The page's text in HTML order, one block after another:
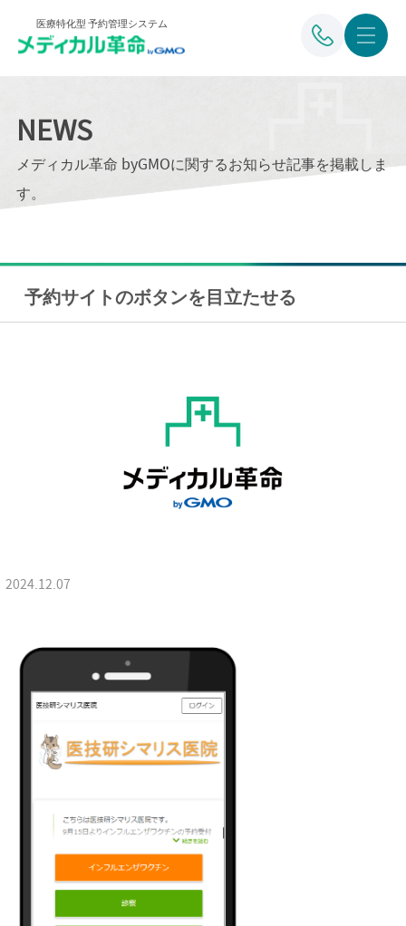
医療特化型 予約管理システム
NEWS
メディカル革命 byGMOに関するお知らせ記事を掲載しま
す。
予約サイトのボタンを目立たせる
2024.12.07